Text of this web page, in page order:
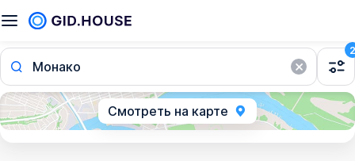
Монако
2
Смотреть на карте